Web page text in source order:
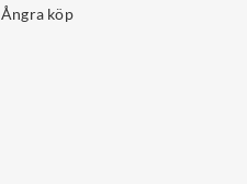
Ångra köp